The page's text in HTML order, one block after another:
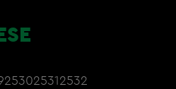
253025312532